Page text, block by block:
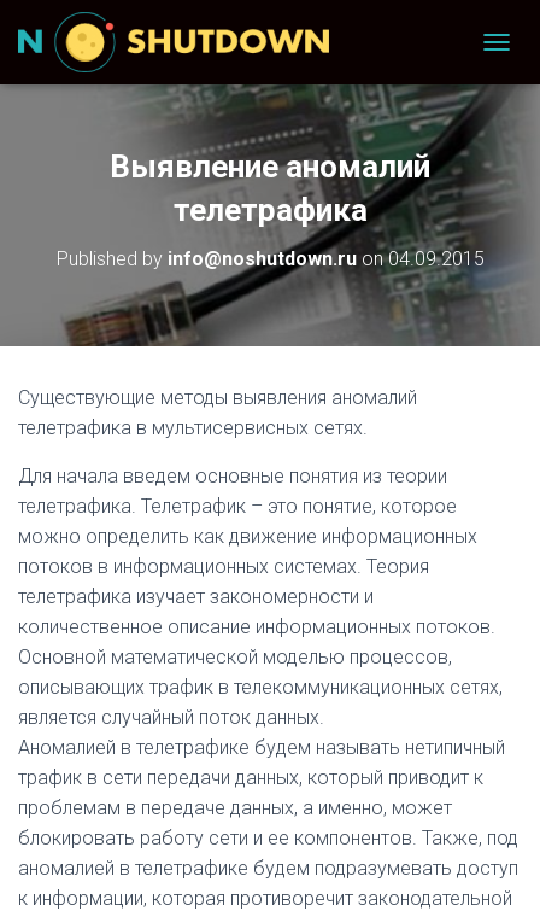
O
G
Выявление аномалий
телетрафика
Published by info@noshutdown.ruon04.09.2015
Существующие методы выявления аномалий
телетрафика в мультисервисных сетях.
Для начала введем основные понятия из теории
телетрафика. Телетрафик – это понятие, которое
можно определить как движение информационных
потоков в информационных системах. Теория
телетрафика изучает закономерности и
количественное описание информационных потоков.
Основной математической моделью процессов,
описывающих трафик в телекоммуникационных сетях,
является случайный поток данных.
Аномалией в телетрафике будем называть нетипичный
трафик в сети передачи данных, который приводит к
проблемам в передаче данных, а именно, может
блокировать работу сети и ее компонентов. Также, под
аномалией в телетрафике будем подразумевать доступ
к информации, которая противоречит законодательной